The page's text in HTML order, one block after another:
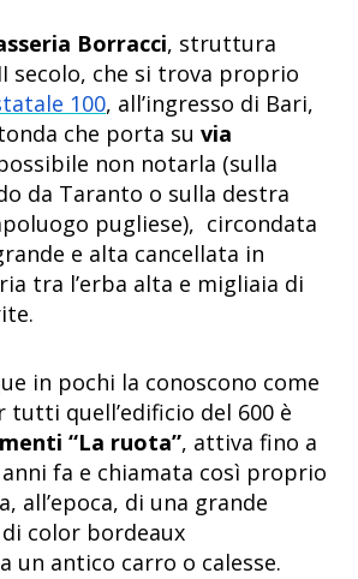
Borracci, struttura
secolo, che si trova proprio
100, all’ingresso di Bari,
che porta su via
non notarla (sulla
da Taranto o sulla destra
pugliese), circondata
e alta cancellata in
tra l’erba alta e migliaia di
in pochi la conoscono come
tutti quell’edificio del 600 è
“La ruota”, attiva fino a
fa e chiamata così proprio
all’epoca, di una grande
color bordeaux
un antico carro o calesse.